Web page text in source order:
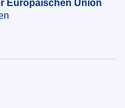
Europäischen Union